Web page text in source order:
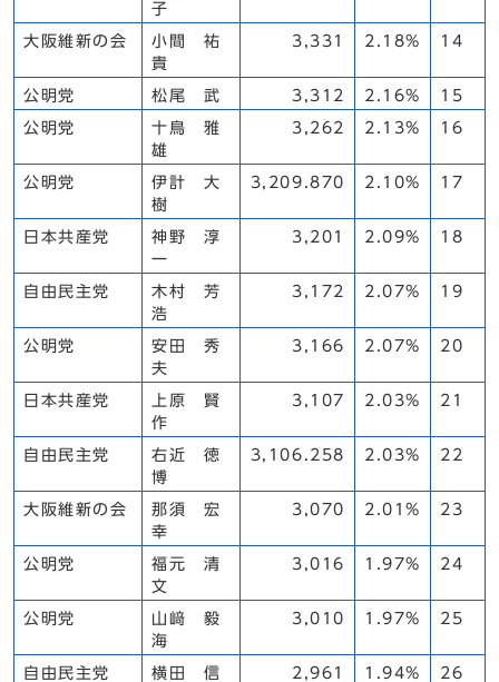
子
大阪維新の会
小間 祐
貴
3,331 2.18% 14
公明党 松尾 武 3,312 2.16% 15
公明党
十鳥 雅
雄
3,262 2.13% 16
公明党
伊計 大
樹
3,209.870 2.10% 17
日本共産党
神野 淳
一
3,201 2.09% 18
自由民主党
木村 芳
浩
3,172 2.07% 19
公明党
安田 秀
夫
3,166 2.07% 20
日本共産党
上原 賢
作
3,107 2.03% 21
自由民主党
右近 徳
博
3,106.258 2.03% 22
大阪維新の会
那須 宏
幸
3,070 2.01% 23
公明党
福元 清
文
3,016 1.97% 24
公明党
山﨑 毅
海
3,010 1.97% 25
自由民主党
横田 信
2,961 1.94% 26